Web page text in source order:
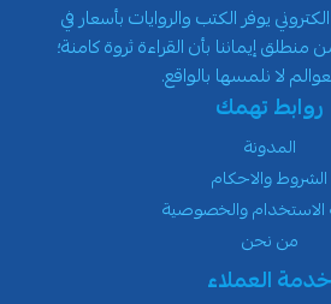
يوفر الكتب والروايات بأسعار في
إيماننا بأن القراءة ثروة كامنة؛
لا نلمسها بالواقع.
روابط تهمك
المدونة
الشروط والاحكام
والخصوصية
من نحن
خدمة العملاء